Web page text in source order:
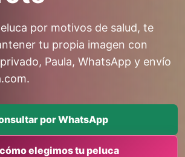
por motivos de salud, te
tu propia imagen con
Paula, WhatsApp y envío
por WhatsApp
elegimos tu peluca